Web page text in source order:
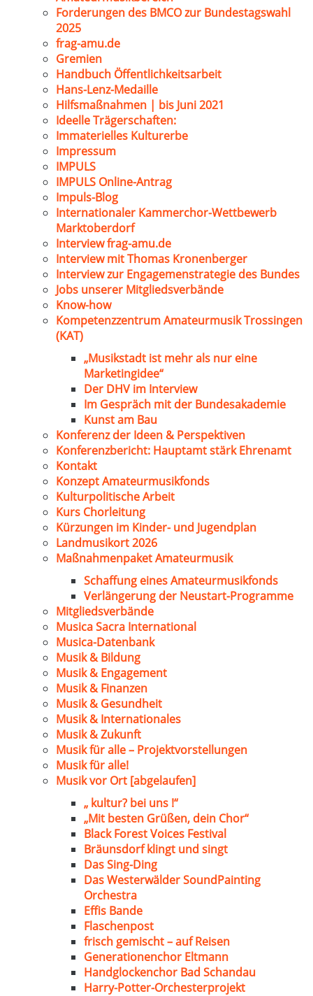
Forderungen des BMCO zur Bundestagswahl
2025
frag-amu.de
Gremien
Handbuch Öffentlichkeitsarbeit
Hans-Lenz-Medaille
Hilfsmaßnahmen | bis Juni 2021
Ideelle Trägerschaften:
Immaterielles Kulturerbe
Impressum
IMPULS
IMPULS Online-Antrag
Impuls-Blog
Internationaler Kammerchor-Wettbewerb
Marktoberdorf
Interview frag-amu.de
Interview mit Thomas Kronenberger
Interview zur Engagemenstrategie des Bundes
Jobs unserer Mitgliedsverbände
Know-how
Kompetenzzentrum Amateurmusik Trossingen
(KAT)
„Musikstadt ist mehr als nur eine
Marketingidee“
Der DHV im Interview
Im Gespräch mit der Bundesakademie
Kunst am Bau
Konferenz der Ideen & Perspektiven
Konferenzbericht: Hauptamt stärk Ehrenamt
Kontakt
Konzept Amateurmusikfonds
Kulturpolitische Arbeit
Kurs Chorleitung
Kürzungen im Kinder- und Jugendplan
Landmusikort 2026
Maßnahmenpaket Amateurmusik
Schaffung eines Amateurmusikfonds
Verlängerung der Neustart-Programme
Mitgliedsverbände
Musica Sacra International
Musica-Datenbank
Musik & Bildung
Musik & Engagement
Musik & Finanzen
Musik & Gesundheit
Musik & Internationales
Musik & Zukunft
Musik für alle – Projektvorstellungen
Musik für alle!
Musik vor Ort [abgelaufen]
„ kultur? bei uns !“
„Mit besten Grüßen, dein Chor“
Black Forest Voices Festival
Bräunsdorf klingt und singt
Das Sing-Ding
Das Westerwälder SoundPainting
Orchestra
Effis Bande
Flaschenpost
frisch gemischt – auf Reisen
Generationenchor Eltmann
Handglockenchor Bad Schandau
Harry-Potter-Orchesterprojekt